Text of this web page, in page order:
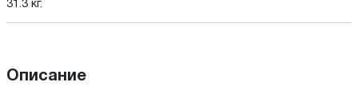
31.3 кг.
Описание